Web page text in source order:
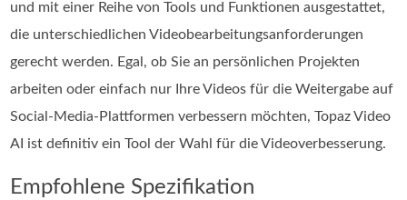
und mit einer Reihe von Tools und Funktionen ausgestattet,
die unterschiedlichen Videobearbeitungsanforderungen
gerecht werden. Egal, ob Sie an persönlichen Projekten
arbeiten oder einfach nur Ihre Videos für die Weitergabe auf
Social-Media-Plattformen verbessern möchten, Topaz Video
AI ist definitiv ein Tool der Wahl für die Videoverbesserung.
Empfohlene Spezifikation